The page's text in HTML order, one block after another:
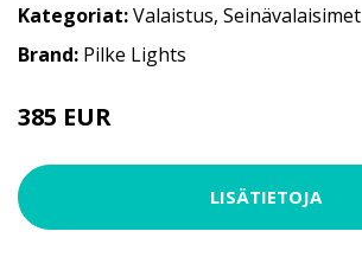
Kategoriat:Valaistus, Seinävalaisimet
Brand: Pilke Lights
385 EUR
LISÄTIETOJA